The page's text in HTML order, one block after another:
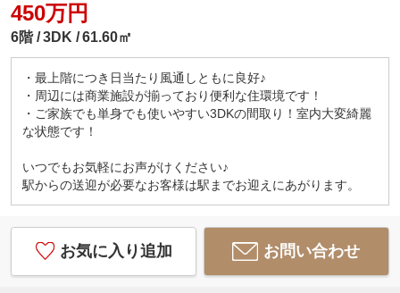
450万円
6階 3DK 61.60㎡
・最上階につき日当たり風通しともに良好♪
・周辺には商業施設が揃っており便利な住環境です！
・ご家族でも単身でも使いやすい3DKの間取り！室内大変綺麗
な状態です！
いつでもお気軽にお声がけください♪
駅からの送迎が必要なお客様は駅までお迎えにあがります。
お気に入り追加 お問い合わせ